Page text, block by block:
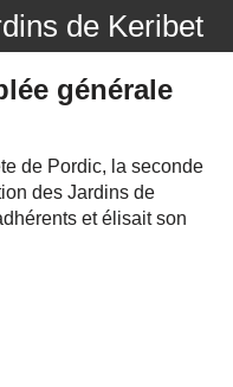
de Keribet
générale
de Pordic, la seconde
des Jardins de
et élisait son